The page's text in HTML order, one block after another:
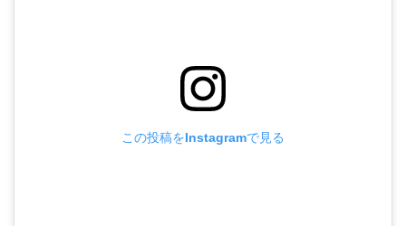
この投稿をInstagramで見る